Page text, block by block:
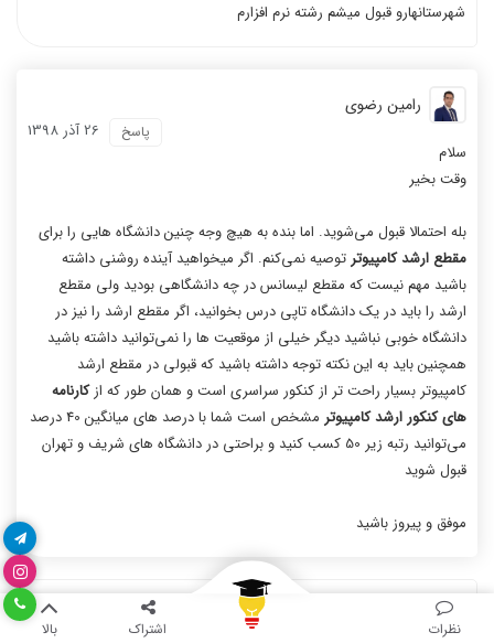
نظرات اشتراک بالا
شهرستانهارو قبول میشم رشته نرم افزارم
رامین رضوی
26 آذر 1398 پاسخ
سلام
وقت بخیر
بله احتمالا قبول می‌شوید. اما بنده به هیچ وجه چنین دانشگاه هایی را برای
مقطع ارشد کامپیوترتوصیه نمی‌کنم. اگر میخواهید آینده روشنی داشته
باشید مهم نیست که مقطع لیسانس در چه دانشگاهی بودید ولی مقطع
ارشد را باید در یک دانشگاه تاپی درس بخوانید، اگر مقطع ارشد را نیز در
دانشگاه خوبی نباشید دیگر خیلی از موقعیت ها را نمی‌توانید داشته باشید
همچنین باید به این نکته توجه داشته باشید که قبولی در مقطع ارشد
کامپیوتر بسیار راحت تر از کنکور سراسری است و همان طور که ازکارنامه
های کنکور ارشد کامپیوتر
مشخص است شما با درصد های میانگین 40 درصد
می‌توانید رتبه زیر 50 کسب کنید و براحتی در دانشگاه های شریف و تهران
قبول شوید
موفق و پیروز باشید